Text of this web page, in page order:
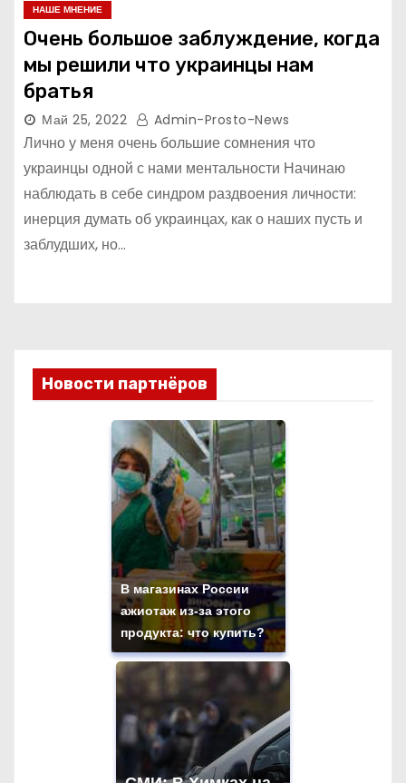
НАШЕ МНЕНИЕ
Очень большое заблуждение, когда
мы решили что украинцы нам
братья
Май 25, 2022 Admin-Prosto-News
Лично у меня очень большие сомнения что
украинцы одной с нами ментальности Начинаю
наблюдать в себе синдром раздвоения личности:
инерция думать об украинцах, как о наших пусть и
заблудших, но…
Новости партнёров
В магазинах России
ажиотаж из-за этого
продукта: что купить?